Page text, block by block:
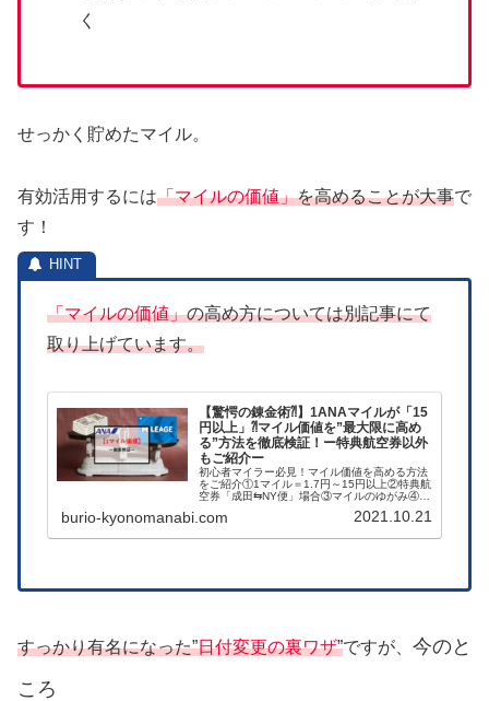
く
せっかく貯めたマイル。
有効活用するには「マイルの価値」を高めることが大事で
す！
「マイルの価値」の高め方については別記事にて
取り上げています。
【驚愕の錬金術⁈】1ANAマイルが「15
円以上」⁈マイル価値を”最大限に高め
る”方法を徹底検証！ー特典航空券以外
もご紹介ー
初心者マイラー必見！マイル価値を高める方法
をご紹介①1マイル＝1.7円～15円以上②特典航
空券「成田⇆NY便」場合③マイルのゆがみ④フ
価値を高める「トクたびマイル」と「ANAにキ
burio-kyonomanabi.com 2021.10.21
すっかり有名になった”日付変更の裏ワザ”ですが、 今のと
ころ